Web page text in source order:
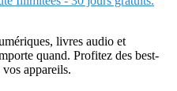
livres audio et
quand. Profitez des best-
appareils.